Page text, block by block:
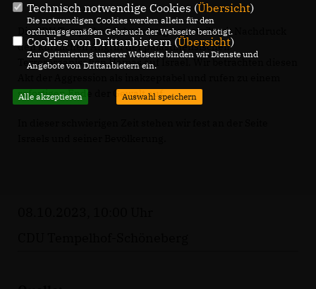
Die CDU Tempelhof-Schöneberg verurteilt mit Nachdruck
den kürzlichen Angriff der palästinensischen
Terrororganisation Hamas auf Israel. Wir betrachten diesen
sofortigen Ende der Gewalt auf.
Technisch notwendige Cookies (Übersicht)
Die notwendigen Cookies werden allein für den
ordnungsgemäßen Gebrauch der Webseite benötigt.
Cookies von Drittanbietern (Übersicht)
Zur Optimierung unserer Webseite binden wir Dienste und
Angebote von Drittanbietern ein.
Alle akzeptieren Auswahl speichern